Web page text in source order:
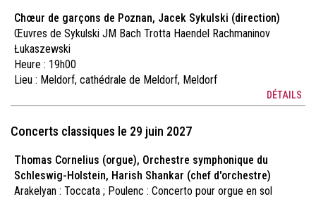
Chœur de garçons de Poznan, Jacek Sykulski (direction)
Œuvres de Sykulski JM Bach Trotta Haendel Rachmaninov
Łukaszewski
Heure : 19h00
Lieu : Meldorf, cathédrale de Meldorf, Meldorf
DÉTAILS
Concerts classiques le 29 juin 2027
Thomas Cornelius (orgue), Orchestre symphonique du
Schleswig-Holstein, Harish Shankar (chef d'orchestre)
Arakelyan : Toccata ; Poulenc : Concerto pour orgue en sol